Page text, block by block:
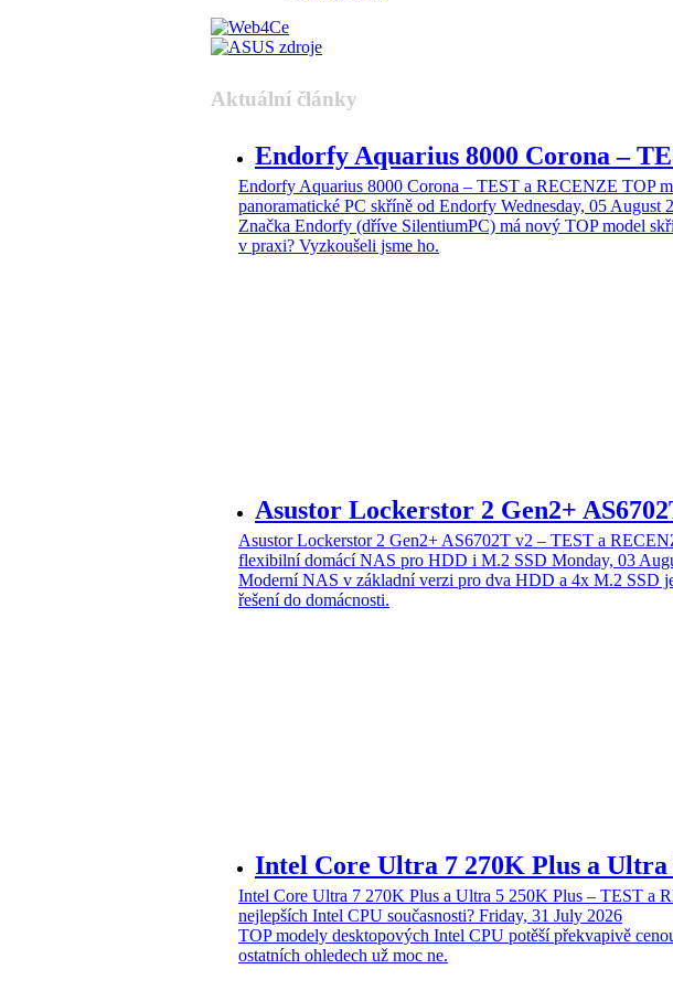
Aktuální články
Endorfy Aquarius 8000 Corona –
Endorfy Aquarius 8000 Corona – TEST a RECENZE TOP
panoramatické PC skříně od Endorfy Wednesday, 05 August
Značka Endorfy (dříve SilentiumPC) má nový TOP model
v praxi? Vyzkoušeli jsme ho.
Asustor Lockerstor 2 Gen2+
Asustor Lockerstor 2 Gen2+ AS6702T v2 – TEST a
flexibilní domácí NAS pro HDD i M.2 SSD Monday, 03
Moderní NAS v základní verzi pro dva HDD a 4x M.2 SSD
řešení do domácnosti.
Intel Core Ultra 7 270K Plus a Ultra
Intel Core Ultra 7 270K Plus a Ultra 5 250K Plus – TEST a
nejlepších Intel CPU současnosti? Friday, 31 July 2026
TOP modely desktopových Intel CPU potěší překvapivě
ostatních ohledech už moc ne.